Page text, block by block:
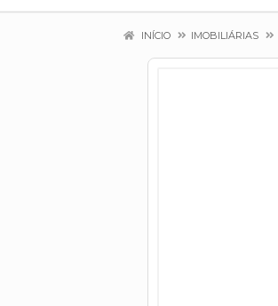
INÍCIO IMOBILIÁRIAS